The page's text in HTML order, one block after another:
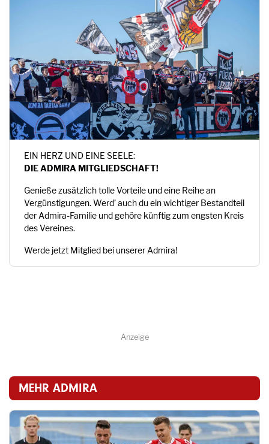
MEHR ADMIRA
EIN HERZ UND EINE SEELE:
DIE ADMIRA MITGLIEDSCHAFT!
Genieße zusätzlich tolle Vorteile und eine Reihe an
Vergünstigungen. Werd’ auch du ein wichtiger Bestandteil
der Admira-Familie und gehöre künftig zum engsten Kreis
des Vereines.
Werde jetzt Mitglied bei unserer Admira!
Anzeige